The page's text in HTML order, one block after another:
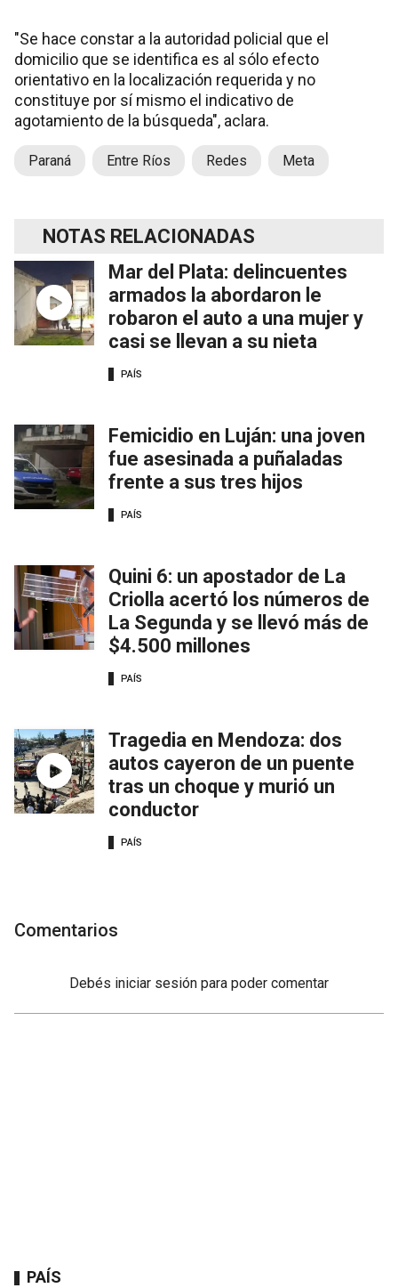
"Se hace constar a la autoridad policial que el
domicilio que se identifica es al sólo efecto
orientativo en la localización requerida y no
constituye por sí mismo el indicativo de
agotamiento de la búsqueda", aclara.
Paraná Entre Ríos Redes Meta
NOTAS RELACIONADAS
Mar del Plata: delincuentes
armados la abordaron le
robaron el auto a una mujer y
casi se llevan a su nieta
PAÍS
Femicidio en Luján: una joven
fue asesinada a puñaladas
frente a sus tres hijos
PAÍS
Quini 6: un apostador de La
Criolla acertó los números de
La Segunda y se llevó más de
$4.500 millones
PAÍS
Tragedia en Mendoza: dos
autos cayeron de un puente
tras un choque y murió un
conductor
PAÍS
Comentarios
Debés iniciar sesión para poder comentar
PAÍS